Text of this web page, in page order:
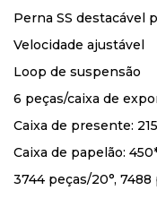
Perna SS destacável
Velocidade ajustável
Loop de suspensão
6 peças/caixa de
Caixa de presente:
Caixa de papelão:
3744 peças/20°,